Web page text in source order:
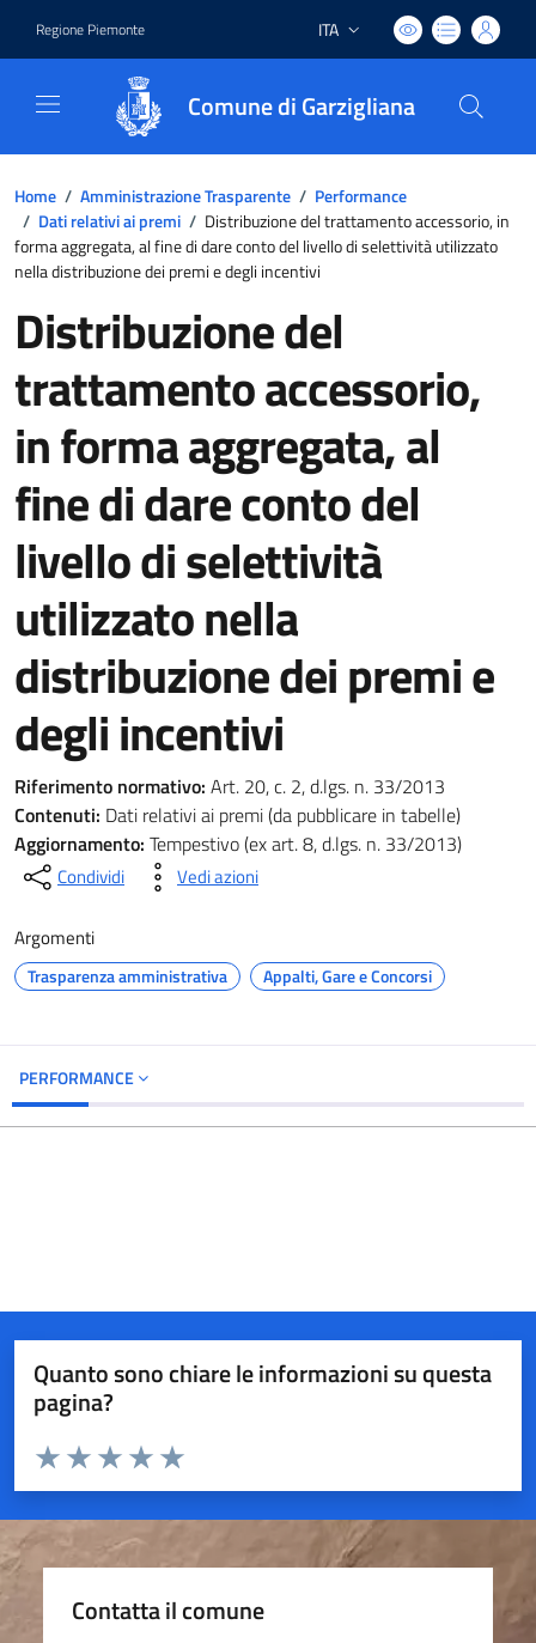
Regione Piemonte Lingua attiva:
ITA
Comune di Garzigliana
Home / Amministrazione Trasparente / Performance
/ Dati relativi ai premi / Distribuzione del trattamento accessorio, in
forma aggregata, al fine di dare conto del livello di selettività utilizzato
nella distribuzione dei premi e degli incentivi
Distribuzione del
trattamento accessorio,
in forma aggregata, al
fine di dare conto del
livello di selettività
utilizzato nella
distribuzione dei premi e
degli incentivi
Riferimento normativo: Art. 20, c. 2, d.lgs. n. 33/2013
Contenuti: Dati relativi ai premi (da pubblicare in tabelle)
Aggiornamento: Tempestivo (ex art. 8, d.lgs. n. 33/2013)
Condividi Vedi azioni
Argomenti
Trasparenza amministrativa Appalti, Gare e Concorsi
PERFORMANCE
Quanto sono chiare le informazioni su questa
pagina?
Valuta da 1 a 5 stelle la pagina
Valuta 5 stelle su 5
Valuta 4 stelle su 5
Valuta 3 stelle su 5
Valuta 2 stelle su 5
Valuta 1 stelle su 5
Contatta il comune